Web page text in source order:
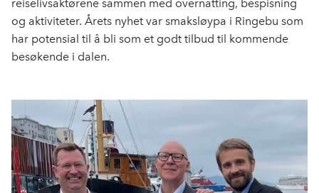
reiselivsaktørene sammen med overnatting, bespisning
og aktiviteter. Årets nyhet var smaksløypa i Ringebu som
har potensial til å bli som et godt tilbud til kommende
besøkende i dalen.